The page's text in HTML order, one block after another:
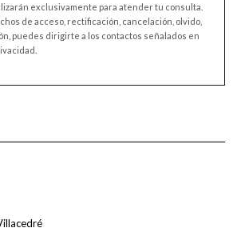
exclusivamente para atender tu consulta.
de acceso, rectificación, cancelación, olvido,
puedes dirigirte a los contactos señalados en